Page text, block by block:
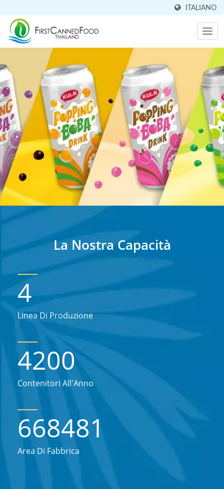
ITALIANO
La Nostra Capacità
4
Linea Di Produzione
4200
Contenitori All'Anno
668481
Area Di Fabbrica